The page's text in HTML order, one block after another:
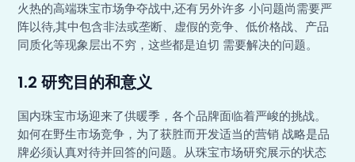
火热的高端珠宝市场争夺战中,还有另外许多 小问题尚需要严
阵以待,其中包含非法或垄断、虚假的竞争、低价格战、产品
同质化等现象层出不穷，这些都是迫切 需要解决的问题。
1.2 研究目的和意义
国内珠宝市场迎来了供暖季，各个品牌面临着严峻的挑战。
如何在野生市场竞争，为了获胜而开发适当的营销 战略是品
牌必须认真对待并回答的问题。从珠宝市场研究展示的状态